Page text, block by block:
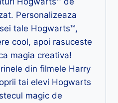
Personalizeaza
tale Hogwarts™,
cool, apoi rasuceste
magia creativa!
din filmele Harry
tai elevi Hogwarts
magic de